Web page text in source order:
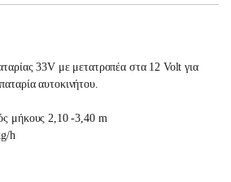
33V με μετατροπέα στα 12 Volt για
αυτοκινήτου.
μήκους 2,10 -3,40 m
h